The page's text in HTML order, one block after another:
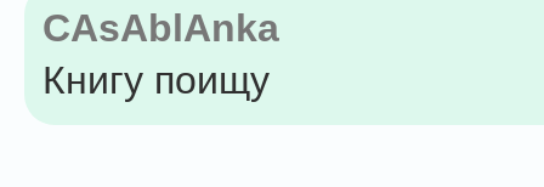
CAsAblAnka
Книгу поищу